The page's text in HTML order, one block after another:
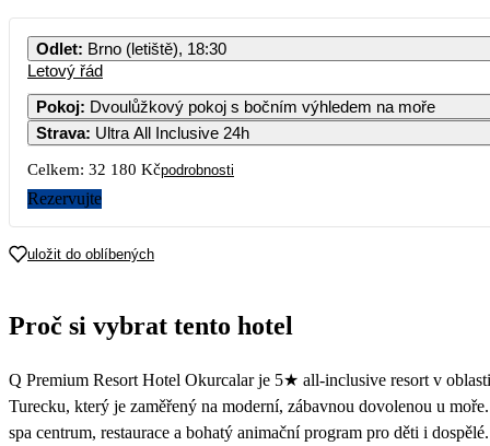
PO ÚT ST ČT PÁ
3
15 259
Odlet: Brno (letiště), 18:30
Letový řád
Pokoj: Dvoulůžkový pokoj s bočním výhledem na moře
Strava: Ultra All Inclusive 24h
Celkem: 32 180 Kčpodrobnosti
Rezervujte
uložit do oblíbených
Proč si vybrat tento hotel
Q Premium Resort Hotel Okurcalar je 5★ all-inclusive resort v
Turecku, který je zaměřený na moderní, zábavnou dovolenou u
spa centrum, restaurace a bohatý animační program pro děti i